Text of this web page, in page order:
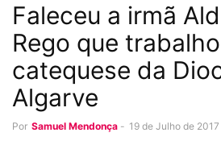
Faleceu a irmã
Rego que
catequese da
Algarve
Por Samuel Mendonça - 19 de Julho de 2017